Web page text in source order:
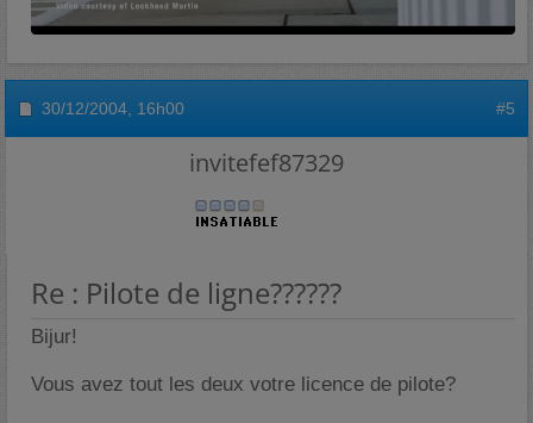
30/12/2004, 16h00 #5
invitefef87329
Re : Pilote de ligne??????
Bijur!
Vous avez tout les deux votre licence de pilote?